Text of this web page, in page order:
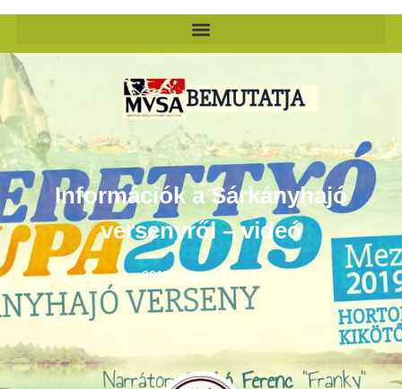
Információk a Sárkányhajó
versenyről – videó
2019. augusztus 14.